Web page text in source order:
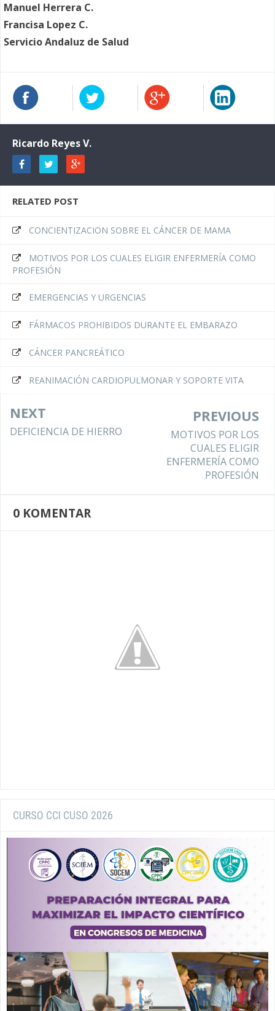
Manuel Herrera C.
Francisa Lopez C.
Servicio Andaluz de Salud
Ricardo Reyes V.
RELATED POST
CONCIENTIZACION SOBRE EL CÁNCER DE MAMA
MOTIVOS POR LOS CUALES ELIGIR ENFERMERÍA COMO
PROFESIÓN
EMERGENCIAS Y URGENCIAS
FÁRMACOS PROHIBIDOS DURANTE EL EMBARAZO
CÁNCER PANCREÁTICO
REANIMACIÓN CARDIOPULMONAR Y SOPORTE VITA
NEXT
DEFICIENCIA DE HIERRO
PREVIOUS
MOTIVOS POR LOS
CUALES ELIGIR
ENFERMERÍA COMO
PROFESIÓN
0 KOMENTAR
CURSO CCI CUSO 2026